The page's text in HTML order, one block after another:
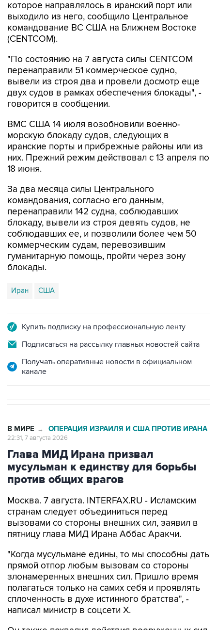
которое направлялось в иранский порт или
выходило из него, сообщило Центральное
командование ВС США на Ближнем Востоке
(CENTCOM).
"По состоянию на 7 августа силы CENTCOM
перенаправили 51 коммерческое судно,
вывели из строя два и провели досмотр еще
двух судов в рамках обеспечения блокады", -
говорится в сообщении.
ВМС США 14 июля возобновили военно-
морскую блокаду судов, следующих в
иранские порты и прибрежные районы или из
них. Прежний режим действовал с 13 апреля по
18 июня.
За два месяца силы Центрального
командования, согласно его данным,
перенаправили 142 судна, соблюдавших
блокаду, вывели из строя девять судов, не
соблюдавших ее, и позволили более чем 50
коммерческим судам, перевозившим
гуманитарную помощь, пройти через зону
блокады.
Иран США
Купить подписку на профессиональную ленту
Подписаться на рассылку главных новостей сайта
Получать оперативные новости в официальном
канале
В МИРЕ → ОПЕРАЦИЯ ИЗРАИЛЯ И США ПРОТИВ ИРАНА
22:31, 7 августа 2026
Глава МИД Ирана призвал
мусульман к единству для борьбы
против общих врагов
Москва. 7 августа. INTERFAX.RU - Исламским
странам следует объединиться перед
вызовами со стороны внешних сил, заявил в
пятницу глава МИД Ирана Аббас Аракчи.
"Когда мусульмане едины, то мы способны дать
прямой отпор любым вызовам со стороны
злонамеренных внешних сил. Пришло время
полагаться только на самих себя и проявлять
сплоченность в духе истинного братства", -
написал министр в соцсети Х.